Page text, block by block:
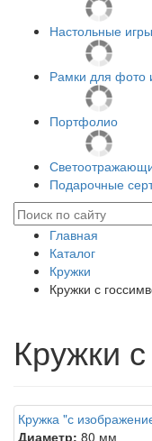
Настольные
Рамки для фото
Портфолио
Подарочные
Главная
Каталог
Кружки
Кружки с
Кружки
Кружка "с
Диаметр: 80 мм